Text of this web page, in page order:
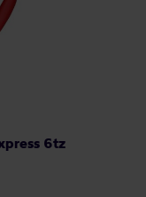
6tz